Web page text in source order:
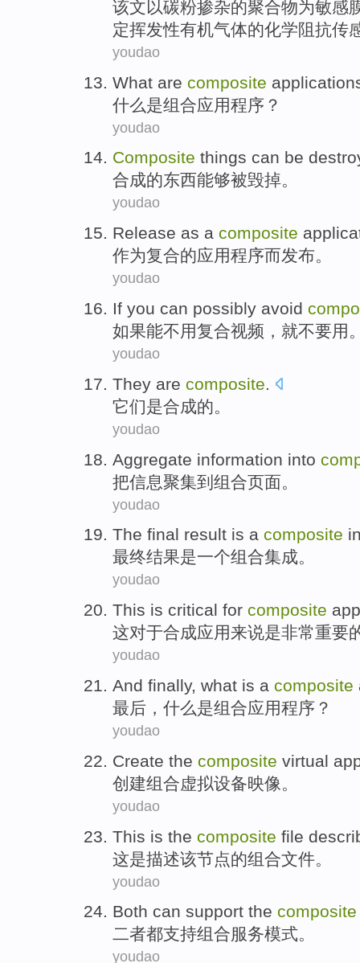
该文以碳粉掺杂的聚合物为敏感
定挥发性有机气体的化学阻抗传
youdao
What are composite
什么是组合应用程序 ？
youdao
Composite things can be
合成的东西能够被毁掉。
youdao
Release as a composite
作为复合的应用程序而发布。
youdao
If you can possibly avoid
如果能不用复合视频 ， 就不要用
youdao
They are composite.
它们是合成的。
youdao
Aggregate information into
把信息聚集到组合页面 。
youdao
The final result is a composite
最终结果是一个组合集成。
youdao
This is critical for composite
这对于合成应用来说是非常重要
youdao
And finally, what is a composite
最后 ， 什么是组合应用程序 ？
youdao
Create the composite virtual
创建组合虚拟设备映像。
youdao
This is the composite file
这是描述该节点的组合文件。
youdao
Both can support the composite
二者都支持组合服务模式。
youdao